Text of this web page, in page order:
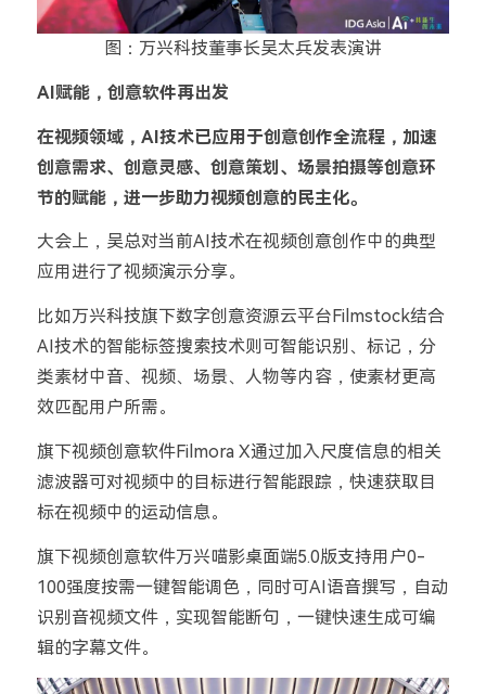
图：万兴科技董事长吴太兵发表演讲
AI赋能，创意软件再出发
在视频领域，AI技术已应用于创意创作全流程，加速
创意需求、创意灵感、创意策划、场景拍摄等创意环
节的赋能，进一步助力视频创意的民主化。
大会上，吴总对当前AI技术在视频创意创作中的典型
应用进行了视频演示分享。
比如万兴科技旗下数字创意资源云平台Filmstock结合
AI技术的智能标签搜索技术则可智能识别、标记，分
类素材中音、视频、场景、人物等内容，使素材更高
效匹配用户所需。
旗下视频创意软件Filmora X通过加入尺度信息的相关
滤波器可对视频中的目标进行智能跟踪，快速获取目
标在视频中的运动信息。
旗下视频创意软件万兴喵影桌面端5.0版支持用户0-
100强度按需一键智能调色，同时可AI语音撰写，自动
识别音视频文件，实现智能断句，一键快速生成可编
辑的字幕文件。